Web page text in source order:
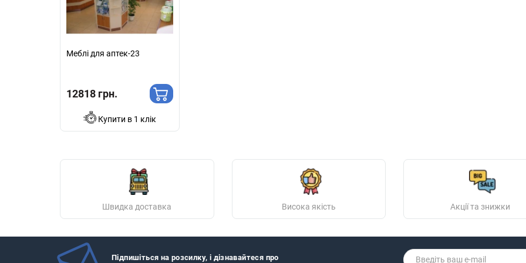
Меблі для аптек-23
12818 грн.
Купити в 1 клік
Швидка доставка Висока якість Акції та знижки
Підпишіться на розсилку, і дізнавайтеся про